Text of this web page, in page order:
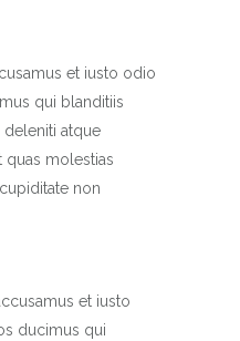
et iusto odio
qui blanditiis
atque
molestias
non
et iusto
ducimus qui